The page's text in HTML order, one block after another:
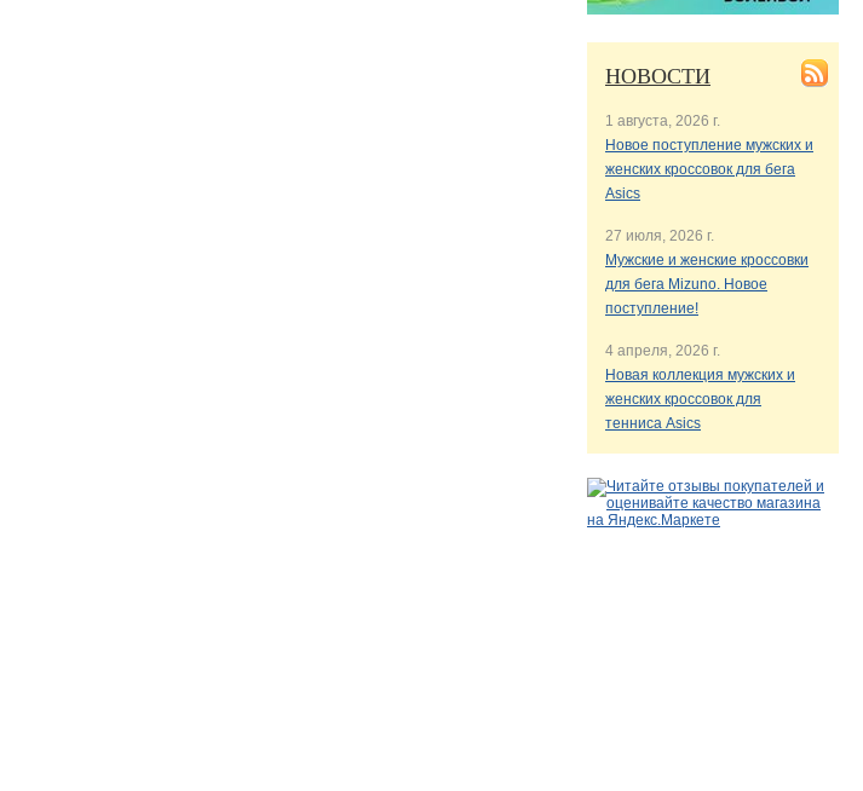
НОВОСТИ
1 августа, 2026 г.
Новое поступление мужских и
женских кроссовок для бега
Asics
27 июля, 2026 г.
Мужские и женские кроссовки
для бега Mizuno. Новое
поступление!
4 апреля, 2026 г.
Новая коллекция мужских и
женских кроссовок для
тенниса Asics